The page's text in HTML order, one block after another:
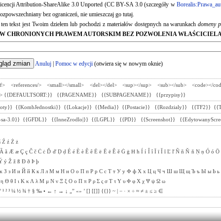
Attribution-ShareAlike 3.0 Unported (CC BY-SA 3.0 (szczegóły w
bez ograniczeń, nie umieszczaj go tutaj.
tekst jest Twoim dziełem lub pochodzi z materiałów dostępnych na warunkachdomeny
CHRONIONYCH PRAWEM AUTORSKIM BEZ POZWOLENIA
Anuluj Pomoc w edycji (otwiera się w nowym oknie)
<references/> <small></small> <del></del> <sup></sup> <sub></sub>
<code></
{{DEFAULTSORT:}} {{PAGENAME}} {{SUBPAGENAME}} {{przypisy}}
{{KombJednostki}} {{Lokacje}} {{Media}} {{Postacie}} {{Rozdzialy}} {{TF2}}
3.0}} {{GFDL}} {{InneZrodlo|}} {{LGPL}} {{PD}} {{Screenshot}}
Ź ź Ż ż
ã Æ æ Ç ç Č č Ċ ċ Ď ď Ḍ ḍ É é È è Ê ê Ë ë Ē ē Ě ě Ġ ġ Ħ ħ Í í Î î Ī ī Ĭ ĭ Ľ ľ Ñ ñ Ň ň Ṇ ṇ Ó ó Ö
ý Ž ž ß Ð ð Þ þ
З з И и Й й К к Л л М м Н н О о П п Р р С с Т т У у Ф ф Х х Ц ц Ч ч Ш ш Щ щ Ъ ъ Ы ы Ь ь
η Θ θ Ι ι Κ κΛ λ Μ μ Ν ν Ξ ξ Ο ο Π π Ρ ρ Σ ς σ Τ τ Υ υ Φ φ Χ χ Ψ ψ Ω ω
¹ ² ³ ¼ ½ ¾ † § ‰ • ← ↑ → ↓ „” «» ’ [] [[]] {{}} ~ − · × ÷ ≈ ≠ ± ≤ ≥ ∈